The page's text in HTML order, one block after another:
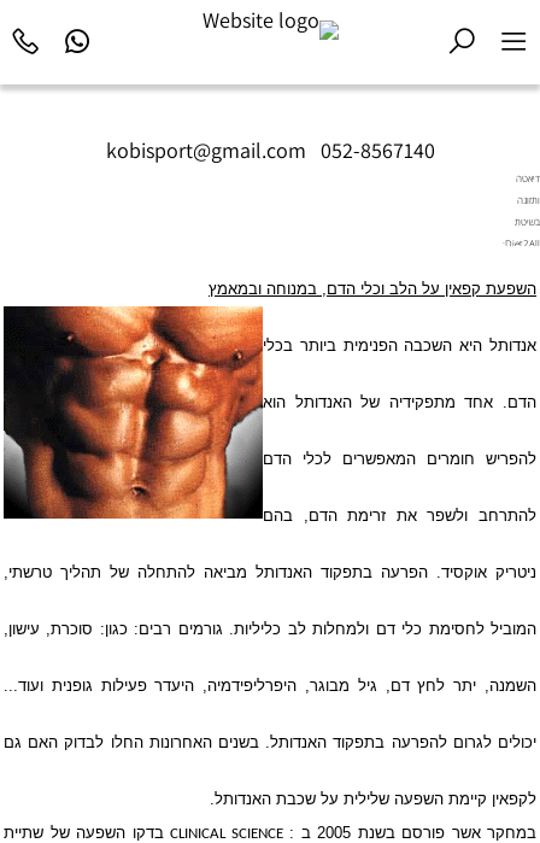
kobisport@gmail.com 052-8567140
דיאטה
ותזונה
בשיטת
Diet2All:
שמאחורי
השפעת קפאין על הלב וכלי הדם, במנוחה ובמאמץ
אנדותל היא השכבה הפנימית ביותר בכלי
הדם. אחד מתפקידיה של האנדותל הוא
להפריש חומרים המאפשרים לכלי הדם
להתרחב ולשפר את זרימת הדם, בהם
ניטריק אוקסיד . הפרעה בתפקוד האנדותל מביאה להתחלה של תהליך טרשתי,
המוביל לחסימת כלי דם ולמחלות לב כליליות. גורמים רבים: כגון: סוכרת, עישון,
השמנה, יתר לחץ דם, גיל מבוגר, היפרליפידמיה, היעדר פעילות גופנית ועוד...
יכולים לגרום להפרעה בתפקוד האנדותל. בשנים האחרונות החלו לבדוק האם גם
לקפאין קיימת השפעה שלילית על שכבת האנדותל.
במחקר אשר פורסם בשנת 2005 ב :
CLINICAL SCIENCE בדקו השפעה של שתיית